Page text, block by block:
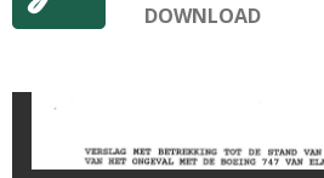
DOWNLOAD